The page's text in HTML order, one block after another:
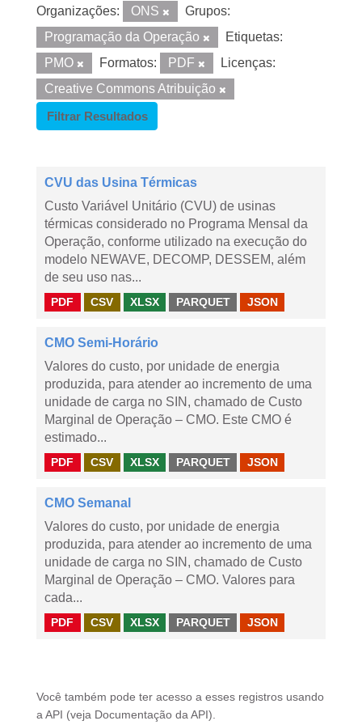
Organizações: ONS
Grupos:
Programação da Operação
Etiquetas:
PMO
Formatos: PDF
Licenças:
Creative Commons Atribuição
Filtrar Resultados
CVU das Usina Térmicas
Custo Variável Unitário (CVU) de usinas
térmicas considerado no Programa Mensal da
Operação, conforme utilizado na execução do
modelo NEWAVE, DECOMP, DESSEM, além
de seu uso nas...
PDF CSV XLSX PARQUET JSON
CMO Semi-Horário
Valores do custo, por unidade de energia
produzida, para atender ao incremento de uma
unidade de carga no SIN, chamado de Custo
Marginal de Operação – CMO. Este CMO é
estimado...
PDF CSV XLSX PARQUET JSON
CMO Semanal
Valores do custo, por unidade de energia
produzida, para atender ao incremento de uma
unidade de carga no SIN, chamado de Custo
Marginal de Operação – CMO. Valores para
cada...
PDF CSV XLSX PARQUET JSON
Você também pode ter acesso a esses registros usando
a API (veja Documentação da API ).